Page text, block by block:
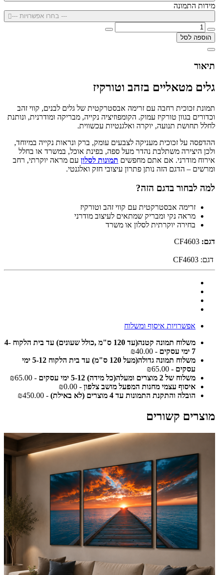
מידות התמונה
--- בחרו אפשרויות ---
הוספה לסל
תיאור
גלים מטאליים בזהב וטורקיז
תמונת זכוכית רחבה עם זרימה אבסטרקטית של גלים לבנים, קווי זהב
וכדורים בגוון טורקיז עמוק. הקומפוזיציה נקייה, מבריקה ומודרנית, ונותנת
לחלל תחושת תנועה, יוקרה ואלגנטיות עכשווית.
ההדפסה על זכוכית מעניקה לצבעים עומק, ברק ונראות נקייה במיוחד,
ולכן היצירה משתלבת נהדר מעל ספה, בפינת אוכל, במשרד או בחלל
אירוח מודרני. אם אתם מחפשים תמונות לסלון עם מראה יוקרתי, רחב
ומרשים – הדגם הזה נותן פתרון עיצובי חזק ואלגנטי.
למה לבחור בדגם הזה?
זרימה אבסטרקטית עם קווי זהב וטורקיז
מראה נקי ומבריק שמתאים לעיצוב מודרני
בחירה יוקרתית לסלון או משרד
דגם:
דגם: CF4603
אפשרויות איסוף ומשלוח
משלוח תמונה קטנה(עד 120 ס"מ ,כולל שעונים) עד בית הלקוח 4-
7 ימי עסקים
- ₪40.00
משלוח תמונה גדולה(מעל 120 ס"מ) עד בית הלקוח 5-12 ימי
עסקים - ₪65.00
משלוח של 2 מוצרים ומעלה(כל מידה) 5-12 ימי עסקים
- ₪65.00
איסוף עצמי מחנות המפעל מושב צלפון - ₪0.00
הובלה והתקנת התמונות עד 4 מוצרים (לא באילת)
- ₪450.00
מוצרים קשורים